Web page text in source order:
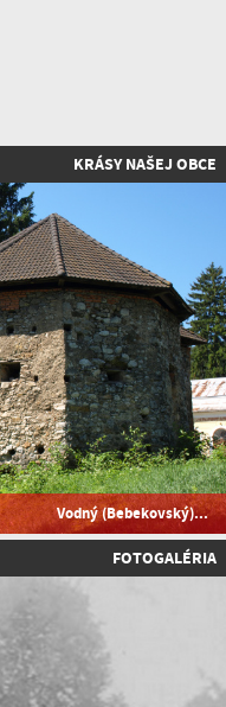
KRÁSY NAŠEJ OBCE
Vodný (Bebekovský)...
FOTOGALÉRIA